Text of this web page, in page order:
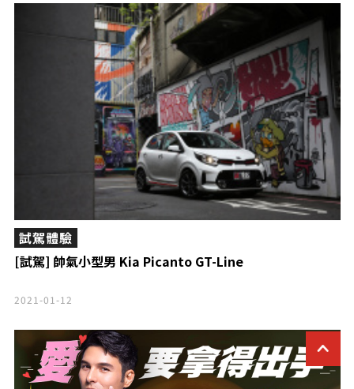
[試駕] 帥氣小型男 Kia Picanto GT-Line
試駕體驗
2021-01-12